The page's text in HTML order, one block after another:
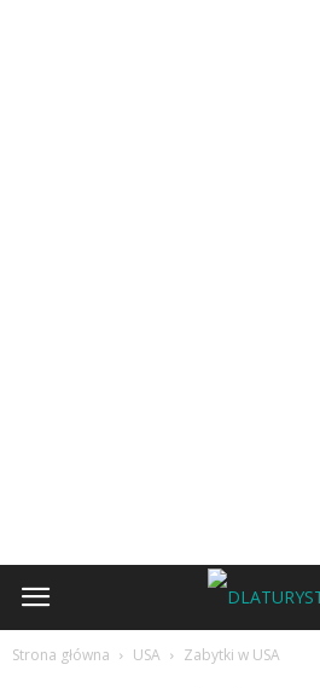
Strona główna USA Zabytki w USA